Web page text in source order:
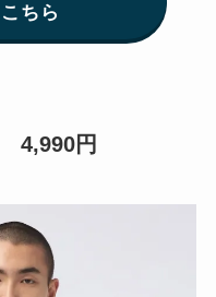
ちら
4,990円